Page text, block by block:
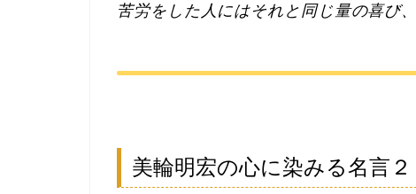
苦労をした人にはそれと同じ量の喜び
美輪明宏の心に染みる名言２